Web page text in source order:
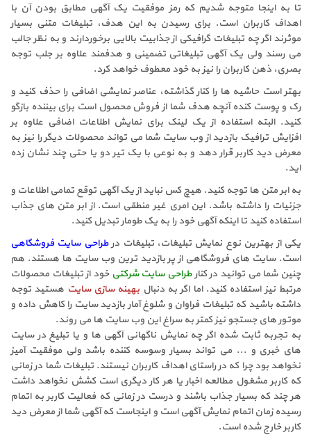
تا به اینجا متوجه شدیم که رمز موفقیت یک آگهی مطابق بودن آن با
اهداف کاربران است. برای رسیدن به این هدف، تبلیغات متنی بسیار
موثرند اگر چه تبلیغات گرافیکی از جذابیت بالایی برخوردارند و به نظر جالب
می رسند ولی یک آگهی تبلیغاتی تضمینی و هدفمند علاوه بر جلب توجه
بصری، ذهن کاربران را نیز به خود معطوف خواهد کرد.
بهتر است حاشیه ها را کنار گذاشته، عناصر نمایشی اضافی را حذف کنید و
رک و پوست کنده آنچه هدف شما از فروش محصول است برای بیننده بازگو
کنید. البته استفاده از یک لینک برای نمایش اطلاعات اضافی علاوه بر
افزایش ترافیک بازدید از وب سایت شما می تواند محصولات دیگر را نیز به
معرض دید کاربر قرار دهد و به نوعی با یک تیر دو یا حتی چند نشان زده
اید.
به ابر متن ها توجه کنید. هیچ کس نباید از یک آگهی توقع تمامی اطلاعات و
جزئیات را داشته باشد. این امری غیر منطقی است. از ابر متن های جذاب
استفاده کنید تا اینکه آگهی خود را به یک طومار تبدیل کنید.
یکی از بهترین نوع نمایش تبلیغات، تبلیغات درطراحی سایت فروشگاهی
است. سایت های فروشگاهی از پر بازدید ترین وب سایت ها هستند. هم
چنین شما می توانید در کنارطراحی سایت شرکتی خود از تبلیغات محصولات
مرتبط نیز استفاده کنید. اما اگر به دنبال بهینه سازی سایت هستید توجه
داشته باشید که تبلیغات فراوان و شلوغ آمار بازدید سایت را کاهش داده و
موتور های جستجو نیز کمتر به سراغ این وب سایت ها می روند.
به تجربه ثابت شده اگر چه نمایش ناگهانی آگهی ها و یا تبلیغ در سایت
های خبری و ... می تواند بسیار وسوسه کننده باشد ولی موفقیت آمیز
نخواهد بود چرا که در راستای اهداف کاربران نیستند. تبلیغات شما در زمانی
که کاربر مشغول مطالعه اخبار یا هر کار دیگری است کشش نخواهد داشت
هر چند که بسیار جذاب باشند و درست در زمانی که فعالیت کاربر به اتمام
رسیده زمان اتمام نمایش آگهی است و اینجاست که آگهی شما از معرض دید
کاربر خارج شده است.